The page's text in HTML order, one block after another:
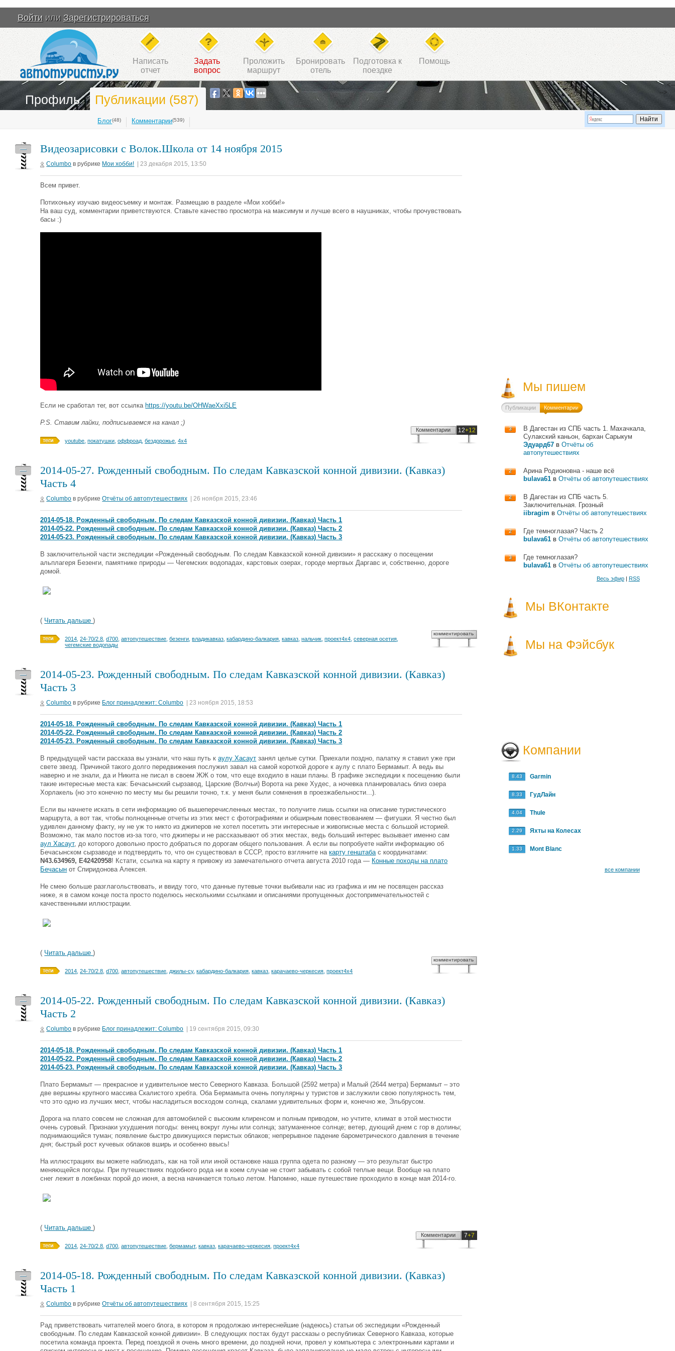
Войти или Зарегистрироваться
Написать
отчет
Задать
вопрос
Проложить
маршрут
Бронировать
отель
Подготовка к
поездке
Помощь
Профиль Публикации (587)
Блог(48) Комментарии(539)
<--
-->
Видеозарисовки с Волок.Школа от 14 ноября 2015
Columbo в рубрике Мои хобби! | 23 декабря 2015, 13:50
Всем привет.
Потихоньку изучаю видеосъемку и монтаж. Размещаю в разделе «Мои хобби!»
На ваш суд, комментарии приветствуются. Ставьте качество просмотра на максимум и лучше всего в наушниках, чтобы прочувствовать
басы :)
Если не сработал тег, вот ссылка https://youtu.be/OHWaeXxi5LE
P.S. Ставим лайки, подписываемся на канал ;)
youtube ,покатушки ,оффроад ,бездорожье ,4х4
Комментарии 12+12
—
2014-05-27. Рожденный свободным. По следам Кавказской конной дивизии. (Кавказ)
Часть 4
Columbo в рубрикеОтчёты об автопутешествиях | 26 ноября 2015, 23:46
2014-05-18. Рожденный свободным. По следам Кавказской конной дивизии. (Кавказ) Часть 1
2014-05-22. Рожденный свободным. По следам Кавказской конной дивизии. (Кавказ) Часть 2
2014-05-23. Рожденный свободным. По следам Кавказской конной дивизии. (Кавказ) Часть 3
В заключительной части экспедиции «Рожденный свободным. По следам Кавказской конной дивизии» я расскажу о посещении
альплагеря Безенги, памятнике природы — Чегемских водопадах, карстовых озерах, городе мертвых Даргавс и, собственно, дороге
домой.
( Читать дальше)
2014 ,24-70/2.8 ,d700 ,автопутешествие ,безенги ,владикавказ ,кабардино-балкария ,кавказ ,нальчик ,проект4х4 ,северная осетия
чегемские водопады
комментировать
—
2014-05-23. Рожденный свободным. По следам Кавказской конной дивизии. (Кавказ)
Часть 3
Columbo в рубрике Блог принадлежит: Columbo | 23 ноября 2015, 18:53
2014-05-18. Рожденный свободным. По следам Кавказской конной дивизии. (Кавказ) Часть 1
2014-05-22. Рожденный свободным. По следам Кавказской конной дивизии. (Кавказ) Часть 2
2014-05-23. Рожденный свободным. По следам Кавказской конной дивизии. (Кавказ) Часть 3
В предыдущей части рассказа вы узнали, что наш путь каулу Хасаут занял целые сутки. Приехали поздно, палатку я ставил уже при
свете звезд. Причиной такого долго передвижения послужил завал на самой короткой дороге к аулу с плато Бермамыт. А ведь вы
наверно и не знали, да и Никита не писал в своем ЖЖ о том, что еще входило в наши планы. В графике экспедиции к посещению были
такие интересные места как: Бечасынский сырзавод, Царские (Волчьи) Ворота на реке Худес, а ночевка планировалась близ озера
Хорлакель (но это конечно по месту мы бы решили точно, т.к. у меня были сомнения в проезжабельности...).
Если вы начнете искать в сети информацию об вышеперечисленных местах, то получите лишь ссылки на описание туристического
маршрута, а вот так, чтобы полноценные отчеты из этих мест с фотографиями и обширным повествованием — фигушки. Я честно был
удивлен данному факту, ну не уж то никто из джиперов не хотел посетить эти интересные и живописные места с большой историей.
Возможно, так мало постов из-за того, что джиперы и не рассказывают об этих местах, ведь больший интерес вызывает именно сам
аул Хасаут, до которого довольно просто добраться по дорогам общего пользования. А если вы попробуете найти информацию об
Бечасынском сырзаводе и подтвердить то, что он существовал в СССР, просто взгляните накарту генштабас координатами:
N43.634969, E42420958! Кстати, ссылка на карту я привожу из замечательного отчета августа 2010 года — Конные походы на плато
Бечасын от Спиридонова Алексея.
Не смею больше разглагольствовать, и ввиду того, что данные путевые точки выбивали нас из графика и им не посвящен рассказ
ниже, я в самом конце поста просто поделюсь несколькими ссылками и описаниями пропущенных достопримечательностей с
качественными иллюстрации.
( Читать дальше)
2014 ,24-70/2.8 ,d700 ,автопутешествие джилы-су,кабардино-балкария ,кавказ ,карачаево-черкесия ,проект4х4
комментировать
—
2014-05-22. Рожденный свободным. По следам Кавказской конной дивизии. (Кавказ)
Часть 2
Columbo в рубрике Блог принадлежит: Columbo | 19 сентября 2015, 09:30
2014-05-18. Рожденный свободным. По следам Кавказской конной дивизии. (Кавказ) Часть 1
2014-05-22. Рожденный свободным. По следам Кавказской конной дивизии. (Кавказ) Часть 2
2014-05-23. Рожденный свободным. По следам Кавказской конной дивизии. (Кавказ) Часть 3
Плато Бермамыт — прекрасное и удивительное место Северного Кавказа. Большой (2592 метра) и Малый (2644 метра) Бермамыт – это
две вершины крупного массива Скалистого хребта. Оба Бермамыта очень популярны у туристов и заслужили свою популярность тем,
что это одно из лучших мест, чтобы насладиться восходом солнца, скалами удивительных форм и, конечно же, Эльбрусом.
Дорога на плато совсем не сложная для автомобилей с высоким клиренсом и полным приводом, но учтите, климат в этой местности
очень суровый. Признаки ухудшения погоды: венец вокруг луны или солнца; затуманенное солнце; ветер, дующий днем с гор в долины;
поднимающийся туман; появление быстро движущихся перистых облаков; непрерывное падение барометрического давления в течение
дня; быстрый рост кучевых облаков вширь и особенно ввысь!
На иллюстрациях вы можете наблюдать, как на той или иной остановке наша группа одета по разному — это результат быстро
меняющейся погоды. При путешествиях подобного рода ни в коем случае не стоит забывать с собой теплые вещи. Вообще на плато
снег лежит в ложбинах порой до июня, а весна начинается только летом. Напомню, наше путешествие проходило в конце мая 2014-го.
( Читать дальше)
2014 ,24-70/2.8 ,d700 ,автопутешествие ,бермамыт,кавказ ,карачаево-черкесия ,проект4х4
Комментарии 7+7
—
2014-05-18. Рожденный свободным. По следам Кавказской конной дивизии. (Кавказ)
Часть 1
Columbo в рубрикеОтчёты об автопутешествиях | 8 сентября 2015, 15:25
Рад приветствовать читателей моего блога, в котором я продолжаю интереснейшие (надеюсь) статьи об экспедиции «Рожденный
свободным. По следам Кавказской конной дивизии». В следующих постах будут рассказы о республиках Северного Кавказа, которые
посетила команда проекта. Перед поездкой я очень много времени, до поздней ночи, провел у компьютера с электронными картами и
—
Мы пишем
Публикации Комментарии
3
В Дагестан из СПБ часть 1. Махачкала,
Сулакский каньон, бархан Сарыкум
Эдуард67в Отчёты об
автопутешествиях
2
Арина Родионовна - наше всё
bulava61в Отчёты об автопутешествиях
2
В Дагестан из СПБ часть 5.
Заключительная. Грозный
iibragim в Отчёты об автопутешествиях
2
Где темноглазая? Часть 2
bulava61в Отчёты об автопутешествиях
3
Где темноглазая?
bulava61в Отчёты об автопутешествиях
Весь эфир| RSS
Мы ВКонтакте
Мы на Фэйсбук
Компании
8.43 Garmin
8.33 ГудЛайн
4.04 Thule
2.29 Яхты на Колесах
1.33 Mont Blanc
все компании